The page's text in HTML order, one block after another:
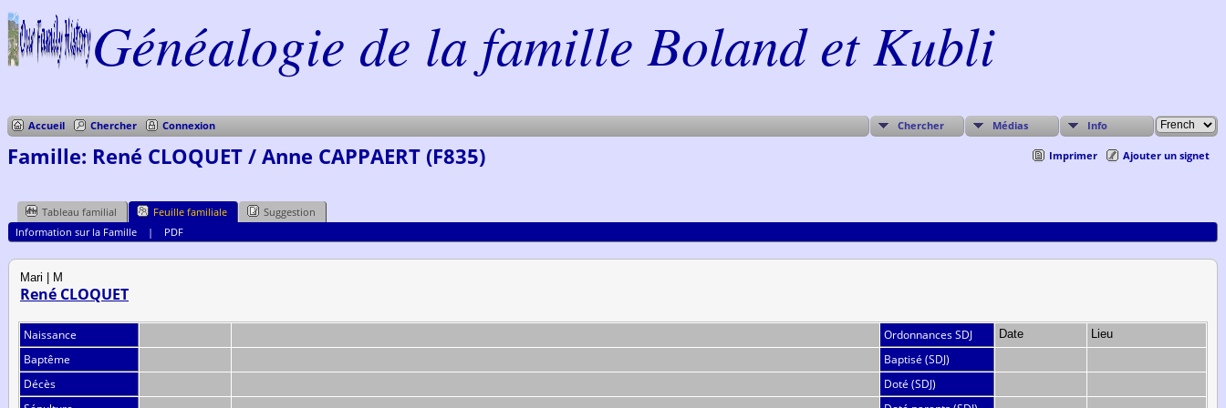
Généalogie de la famille Boland et Kubli
Accueil Chercher Connexion Chercher Médias Info
Imprimer Ajouter un signet
Famille: René CLOQUET / Anne CAPPAERT (F835)
Tableau familial Feuille familiale
Suggestion
Information sur la Famille| PDF
Mari | M
René CLOQUET
Naissance Ordonnances SDJ Date Lieu
Baptême
Baptisé (SDJ)
Décès
Doté (SDJ)